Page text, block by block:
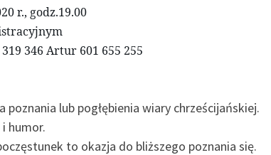
r., godz.19.00
346 Artur 601 655 255
lub pogłębienia wiary chrześcijańskiej.
humor.
to okazja do bliższego poznania się.